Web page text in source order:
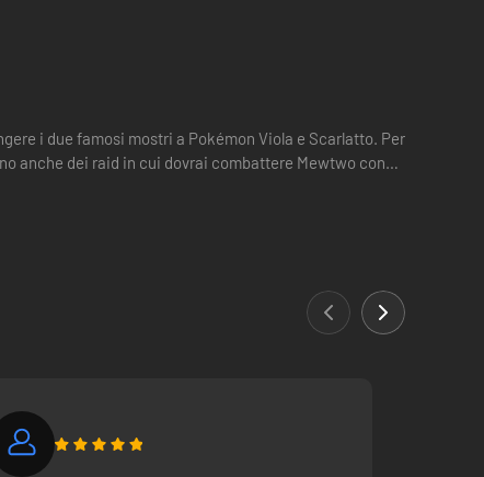
i due famosi mostri a Pokémon Viola e Scarlatto. Per
anche dei raid in cui dovrai combattere Mewtwo con